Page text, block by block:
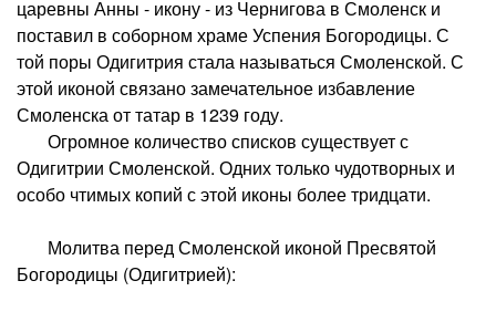
царевны Анны - икону - из Чернигова в Смоленск и
поставил в соборном храме Успения Богородицы. С
той поры Одигитрия стала называться Смоленской. С
этой иконой связано замечательное избавление
Смоленска от татар в 1239 году.
Огромное количество списков существует с
Одигитрии Смоленской. Одних только чудотворных и
особо чтимых копий с этой иконы более тридцати.
Молитва перед Смоленской иконой Пресвятой
Богородицы (Одигитрией):